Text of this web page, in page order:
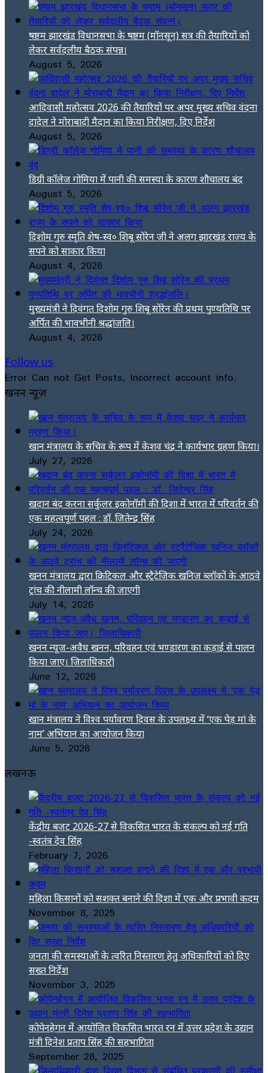
षष्ठम झारखंड विधानसभा के षष्ठम (मॉनसून) सत्र की तैयारियों को
लेकर सर्वदलीय बैठक संपन्न।
August 5, 2026
आदिवासी महोत्सव 2026 की तैयारियों पर अपर मुख्य सचिव वंदना
दादेल ने मोराबादी मैदान का किया निरीक्षण, दिए निर्देश
August 5, 2026
डिग्री कॉलेज गोमिया में पानी की समस्या के कारण शौचालय बंद
August 5, 2026
दिशोम गुरु स्मृति शेष-स्व० शिबू सोरेन जी ने अलग झारखंड राज्य के
सपने को साकार किया
August 4, 2026
मुख्यमंत्री ने दिवंगत दिशोम गुरु शिबू सोरेन की प्रथम पुण्यतिथि पर
अर्पित की भावभीनी श्रद्धांजलि।
August 4, 2026
Follow us
Error Can not Get Posts, Incorrect account info.
खनन न्यूज़
खान मंत्रालय के सचिव के रूप में केशव चंद्र ने कार्यभार ग्रहण किया।
July 27, 2026
खदान बंद करना सर्कुलर इकोनॉमी की दिशा में भारत में परिवर्तन की
एक महत्वपूर्ण पहल : डॉ. जितेन्द्र सिंह
July 24, 2026
खनन मंत्रालय द्वारा क्रिटिकल और स्ट्रैटेजिक खनिज ब्लॉकों के आठवे
ट्रांच की नीलामी लॉन्च की जाएगी
July 14, 2026
खनन न्यूज-अवैध खनन, परिवहन एवं भण्डारण का कड़ाई से पालन
किया जाए। जिलाधिकारी
June 12, 2026
खान मंत्रालय ने विश्व पर्यावरण दिवस के उपलक्ष्य में ‘एक पेड़ मां के
नाम’ अभियान का आयोजन किया
June 5, 2026
लखनऊ
केंद्रीय बजट 2026-27 से विकसित भारत के संकल्प को नई गति
-स्वतंत्र देव सिंह
February 7, 2026
महिला किसानों को सशक्त बनाने की दिशा में एक और प्रभावी कदम
November 8, 2025
जनता की समस्याओं के त्वरित निस्तारण हेतु अधिकारियों को दिए
सख्त निर्देश
November 3, 2025
कोपेनहेगन में आयोजित विकसित भारत रन में उत्तर प्रदेश के उद्यान
मंत्री दिनेश प्रताप सिंह की सहभागिता
September 28, 2025